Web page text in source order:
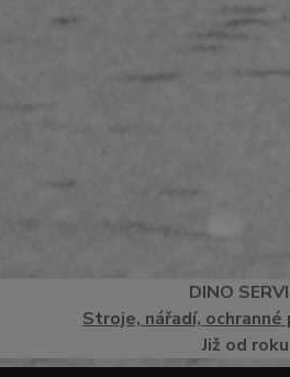
DINO SERVI
Stroje, nářadí,
Již od